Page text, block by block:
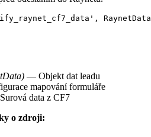
' ,
— Objekt dat leadu
mapování formuláře
data z CF7
o zdroji: